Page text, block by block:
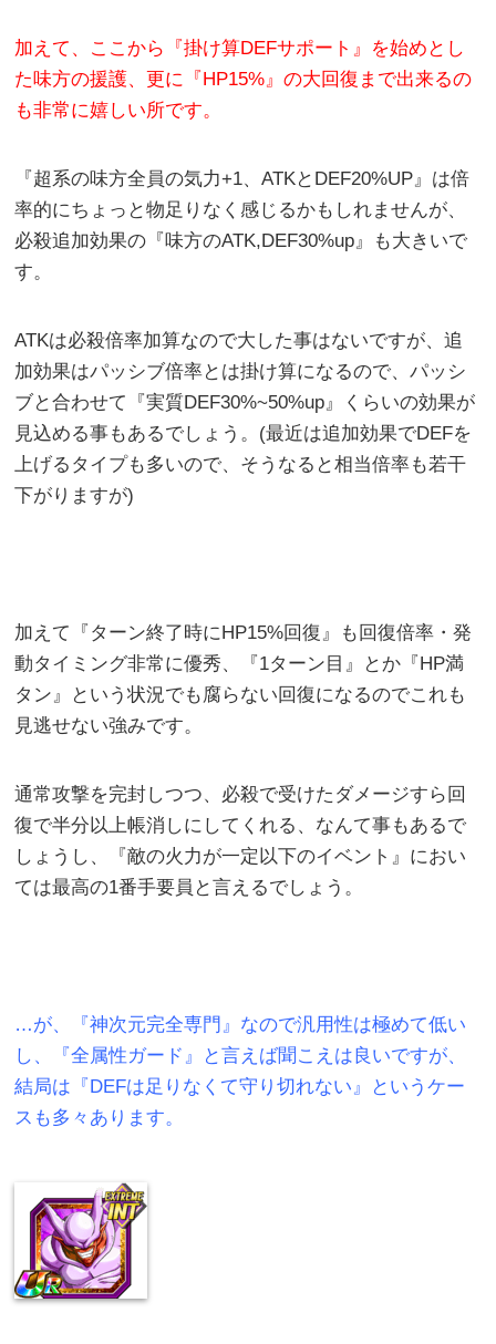
加えて、ここから『掛け算DEFサポート』を始めとし
た味方の援護、更に『HP15%』の大回復まで出来るの
も非常に嬉しい所です。
『超系の味方全員の気力+1、ATKとDEF20%UP』は倍
率的にちょっと物足りなく感じるかもしれませんが、
必殺追加効果の『味方のATK,DEF30%up』も大きいで
す。
ATKは必殺倍率加算なので大した事はないですが、追
加効果はパッシブ倍率とは掛け算になるので、パッシ
ブと合わせて『実質DEF30%~50%up』くらいの効果が
見込める事もあるでしょう。(最近は追加効果でDEFを
上げるタイプも多いので、そうなると相当倍率も若干
下がりますが)
加えて『ターン終了時にHP15%回復』も回復倍率・発
動タイミング非常に優秀、『1ターン目』とか『HP満
タン』という状況でも腐らない回復になるのでこれも
見逃せない強みです。
通常攻撃を完封しつつ、必殺で受けたダメージすら回
復で半分以上帳消しにしてくれる、なんて事もあるで
しょうし、『敵の火力が一定以下のイベント』におい
ては最高の1番手要員と言えるでしょう。
…が、『神次元完全専門』なので汎用性は極めて低い
し、『全属性ガード』と言えば聞こえは良いですが、
結局は『DEFは足りなくて守り切れない』というケー
スも多々あります。